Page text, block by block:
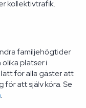
kollektivtrafik.
familjehögtider
platser i
för alla gäster att
för att själv köra. Se
.